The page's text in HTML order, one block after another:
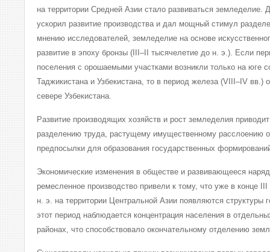
на территории Средней Азии стало развиваться земледелие.
ускорил развитие производства и дал мощный стимул
мнению исследователей, земледелие на основе
развитие в эпоху бронзы (III–II тысячелетие до н. э.). Если
поселения с орошаемыми участками возникли только на юге
Таджикистана и Узбекистана, то в период железа (VIII–IV вв.)
севере Узбекистана.
Развитие производящих хозяйств и рост земледелия
разделению труда, растущему имущественному расслоению
предпосылки для образования государственных
Экономические изменения в обществе и развивающееся
ремесленное производство привели к тому, что уже в конце
н. э. на территории Центральной Азии появляются структуры
этот период наблюдается концентрация населения в
районах, что способствовало окончательному отделению